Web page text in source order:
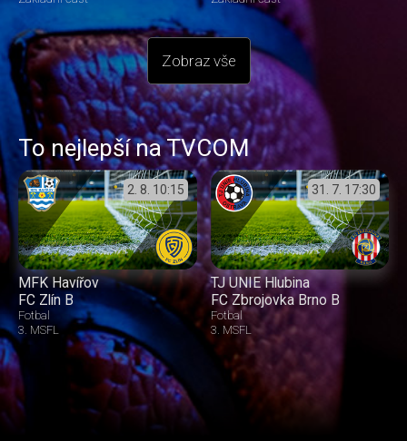
Zobraz vše
To nejlepší na TVCOM
2. 8. 10:15
MFK Havířov
FC Zlín B
Fotbal
3. MSFL
31. 7. 17:30
TJ UNIE Hlubina
FC Zbrojovka Brno B
Fotbal
3. MSFL